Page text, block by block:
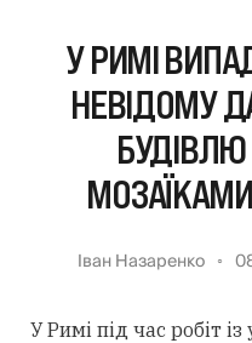
У РИМІ
НЕВІДОМУ
БУДІВЛЮ
Іван Назаренко
У Римі під час робіт